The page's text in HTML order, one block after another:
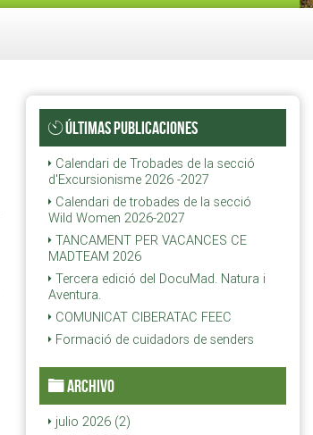
ÚLTIMAS PUBLICACIONES
Calendari de Trobades de la secció
d'Excursionisme 2026 -2027
Calendari de trobades de la secció
Wild Women 2026-2027
TANCAMENT PER VACANCES CE
MADTEAM 2026
Tercera edició del DocuMad. Natura i
Aventura.
COMUNICAT CIBERATAC FEEC
Formació de cuidadors de senders
ARCHIVO
julio 2026 (2)